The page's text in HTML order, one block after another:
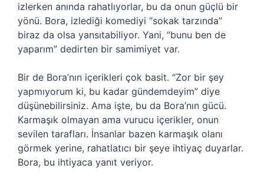
izlerken anında rahatlıyorlar, bu da onun güçlü bir
yönü. Bora, izlediği komediyi “sokak tarzında”
biraz da olsa yansıtabiliyor. Yani, “bunu ben de
yaparım” dedirten bir samimiyet var.
Bir de Bora’nın içerikleri çok basit. “Zor bir şey
yapmıyorum ki, bu kadar gündemdeyim” diye
düşünebilirsiniz. Ama işte, bu da Bora’nın gücü.
Karmaşık olmayan ama vurucu içerikler, onun
sevilen tarafları. İnsanlar bazen karmaşık olanı
görmek yerine, rahatlatıcı bir şeye ihtiyaç duyarlar.
Bora, bu ihtiyaca yanıt veriyor.